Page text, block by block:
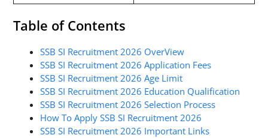
Table of Contents
SSB SI Recruitment 2026 OverView
SSB SI Recruitment 2026 Application Fees
SSB SI Recruitment 2026 Age Limit
SSB SI Recruitment 2026 Education Qualification
SSB SI Recruitment 2026 Selection Process
How To Apply SSB SI Recruitment 2026
SSB SI Recruitment 2026 Important Links